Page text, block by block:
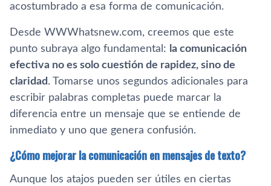
acostumbrado a esa forma de comunicación.
Desde WWWhatsnew.com, creemos que este
punto subraya algo fundamental: la comunicación
efectiva no es solo cuestión de rapidez, sino de
claridad . Tomarse unos segundos adicionales para
escribir palabras completas puede marcar la
diferencia entre un mensaje que se entiende de
inmediato y uno que genera confusión.
¿Cómo mejorar la comunicación en mensajes de texto?
Aunque los atajos pueden ser útiles en ciertas